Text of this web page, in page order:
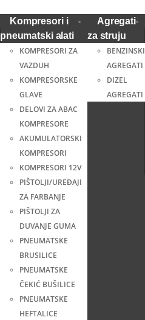
Kompresori i
pneumatski alati
KOMPRESORI ZA
VAZDUH
KOMPRESORSKE
GLAVE
DELOVI ZA ABAC
KOMPRESORE
AKUMULATORSKI
KOMPRESORI
KOMPRESORI 12V
PIŠTOLJI/UREĐAJI
ZA FARBANJE
PIŠTOLJI ZA
DUVANJE GUMA
PNEUMATSKE
BRUSILICE
PNEUMATSKE
ČEKIĆ BUŠILICE
PNEUMATSKE
HEFTALICE
Agregati
za struju
BENZINSKI
AGREGATI
DIZEL
AGREGATI